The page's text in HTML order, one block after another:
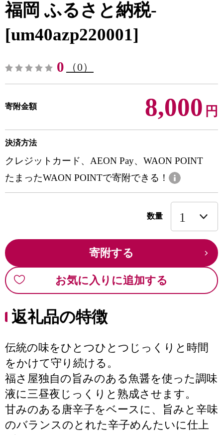
福岡 ふるさと納税-
[um40azp220001]
0 （0）
寄附金額 8,000 円
決済方法
クレジットカード、AEON Pay、WAON POINT
たまったWAON POINTで寄附できる！
数量
寄附する
お気に入りに追加する
返礼品の特徴
伝統の味をひとつひとつじっくりと時間
をかけて守り続ける。
福さ屋独自の旨みのある魚醤を使った調味
液に三昼夜じっくりと熟成させます。
甘みのある唐辛子をベースに、旨みと辛味
のバランスのとれた辛子めんたいに仕上